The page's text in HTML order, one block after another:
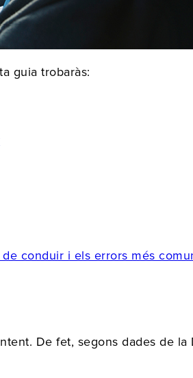
guia trobaràs:
conduir i els errors més
De fet, segons dades de la